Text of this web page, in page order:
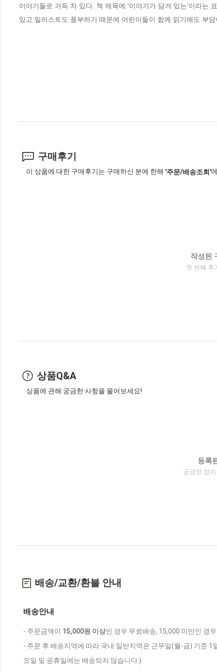
이야기들로 가득 차 있다. 책 제목에 ‘이야기가 담겨 있는’이라
있고 일러스트도 풍부하기 때문에 어린이들이 함께 읽기에도 부
구매후기
이 상품에 대한 구매후기는 구매하신 분에 한해 '주문/배송조회'
작성된
첫 번째 후
상품Q&A
상품에 관해 궁금한 사항을 물어보세요!
등록
궁금한 점
배송/교환/환불 안내
배송안내
- 주문금액이 15,000원 이상인 경우 무료배송, 15,000 미만인 경
- 주문 후 배송지역에 따라 국내 일반지역은 근무일(월-금) 기준
요일 및 공휴일에는 배송되지 않습니다.)